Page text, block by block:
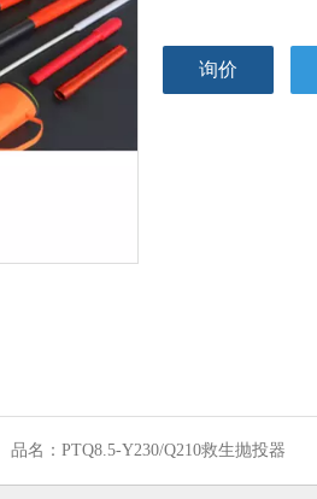
询价
品名： PTQ8.5-Y230/Q210救生抛投器